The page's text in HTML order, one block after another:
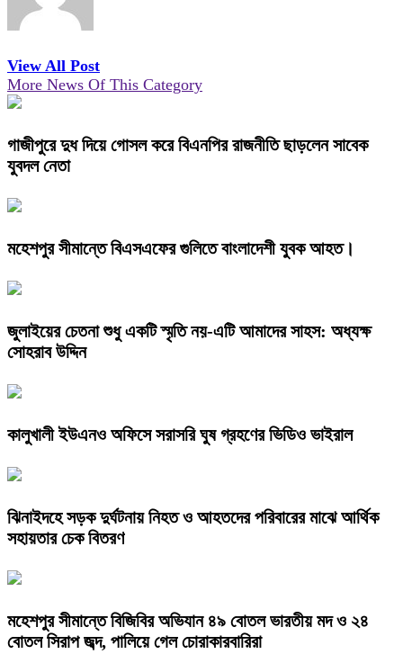
View All Post
More News Of This Category
গাজীপুরে দুধ দিয়ে গোসল করে বিএনপির রাজনীতি ছাড়লেন সাবেক
যুবদল নেতা
মহেশপুর সীমান্তে বিএসএফের গুলিতে বাংলাদেশী যুবক আহত।
জুলাইয়ের চেতনা শুধু একটি স্মৃতি নয়-এটি আমাদের সাহস: অধ্যক্ষ
সোহরাব উদ্দিন
কালুখালী ইউএনও অফিসে সরাসরি ঘুষ গ্রহণের ভিডিও ভাইরাল
ঝিনাইদহে সড়ক দুর্ঘটনায় নিহত ও আহতদের পরিবারের মাঝে আর্থিক
সহায়তার চেক বিতরণ
মহেশপুর সীমান্তে বিজিবির অভিযান ৪৯ বোতল ভারতীয় মদ ও ২৪
বোতল সিরাপ জব্দ, পালিয়ে গেল চোরাকারবারিরা